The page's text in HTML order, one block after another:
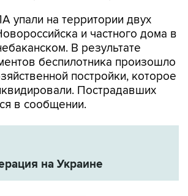
упали на территории двух
и частного дома в
В результате
беспилотника произошло
постройки, которое
Пострадавших
в сообщении.
на Украине